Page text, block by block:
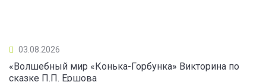
03.08.2026
«Волшебный мир «Конька-Горбунка» Викторина по
сказке П.П. Ершова